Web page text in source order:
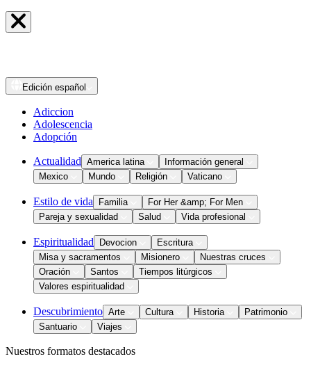
Edición español
Adiccion
Adolescencia
Adopción
Actualidad America latina
Información general
Mexico
Mundo Religión Vaticano
Estilo de vida Familia
For Her &amp; For Men
Pareja y sexualidad
Salud Vida profesional
Espiritualidad Devocion
Escritura
Misa y sacramentos
Misionero
Nuestras cruces
Oración
Santos
Tiempos litúrgicos
Valores espiritualidad
Descubrimiento Arte Cultura Historia
Patrimonio
Santuario
Viajes
Nuestros formatos destacados